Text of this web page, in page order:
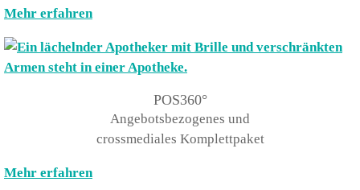
Mehr erfahren
POS360°
Angebotsbezogenes und
crossmediales Komplettpaket
Mehr erfahren